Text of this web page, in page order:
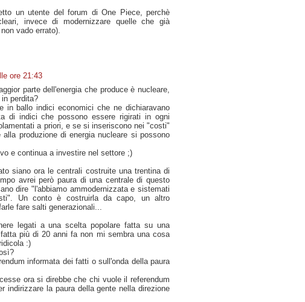
un utente del forum di One Piece, perchè
invece di modernizzare quelle che già
vado errato).
ore 21:43
parte dell'energia che produce è nucleare,
perdita?
in ballo indici economici che ne dichiaravano
di indici che possono essere rigirati in ogni
a priori, e se si inseriscono nei "costi"
produzione di energia nucleare si possono
e continua a investire nel settore ;)
siano ora le centrali costruite una trentina di
avrei però paura di una centrale di questo
dire "l'abbiamo ammodernizzata e sistemati
Un conto è costruirla da capo, un altro
fare salti generazionali...
legati a una scelta popolare fatta su una
più di 20 anni fa non mi sembra una cosa
:)
informata dei fatti o sull'onda della paura
ora si direbbe che chi vuole il referendum
indirizzare la paura della gente nella direzione